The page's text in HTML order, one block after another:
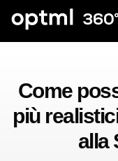
Come
più
alla